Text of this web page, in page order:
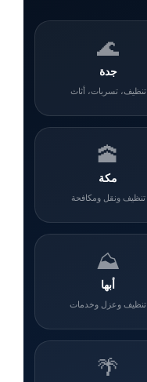
🌊
جدة
تنظيف، تسربات، أثاث
🕋
مكة
تنظيف ونقل ومكافحة
⛰️
أبها
تنظيف وعزل وخدمات
🌴